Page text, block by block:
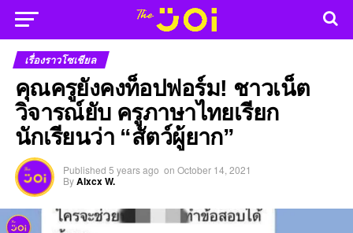
เรื่องราวโซเชียล
คุณครูยังคงท็อปฟอร์ม! ชาวเน็ต
วิจารณ์ยับ ครูภาษาไทยเรียก
นักเรียนว่า “สัตว์ผู้ยาก”
Published 5 years ago on October 14, 2021
ByAlxcx W.